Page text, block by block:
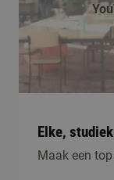
Elke,
Maak een